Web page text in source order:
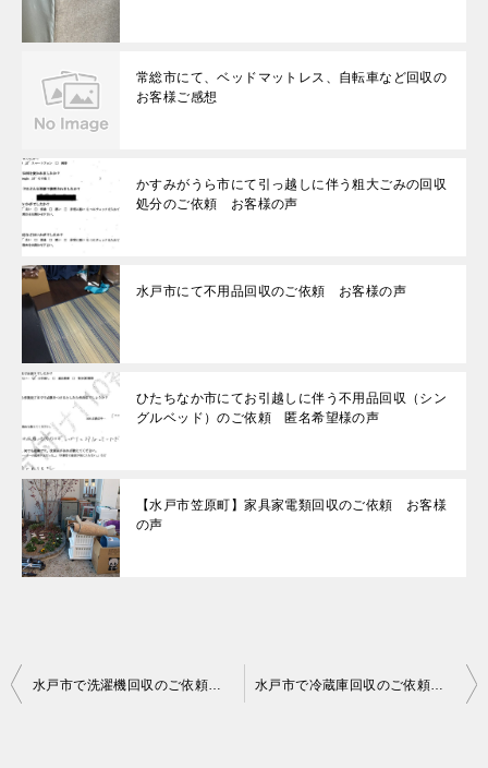
常総市にて、ベッドマットレス、自転車など回収の
お客様ご感想
かすみがうら市にて引っ越しに伴う粗大ごみの回収
処分のご依頼 お客様の声
水戸市にて不用品回収のご依頼 お客様の声
ひたちなか市にてお引越しに伴う不用品回収（シン
グルベッド）のご依頼 匿名希望様の声
【水戸市笠原町】家具家電類回収のご依頼 お客様
の声
投
水戸市で洗濯機回収のご依頼 お客様の声 水戸市で冷蔵庫回収のご依頼 お客様の声